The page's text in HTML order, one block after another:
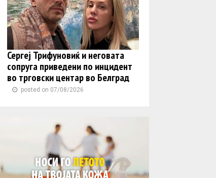
Сергеј Трифуновиќ и неговата
сопруга приведени по инцидент
во трговски центар во Белград
posted on 07/08/2026